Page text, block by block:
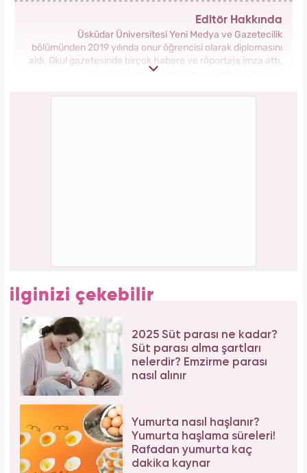
Meclisi karıştırmıştı! Seda Sayan'ın 150 taksi
Swift tarihin en zengin kadın müzisyeni oldu!